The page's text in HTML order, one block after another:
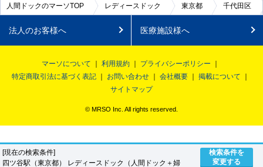
[現在の検索条件]
四ツ谷駅（東京都） レディースドック（人間ドック＋婦
検索条件を
変更する
人間ドックのマーソTOP レディースドック 東京都 千代田区
法人のお客様へ 医療施設様へ
マーソについて 利用規約
プライバシーポリシー
特定商取引法に基づく表記
お問い合わせ 会社概要
掲載について
サイトマップ
© MRSO Inc. All rights reserved.